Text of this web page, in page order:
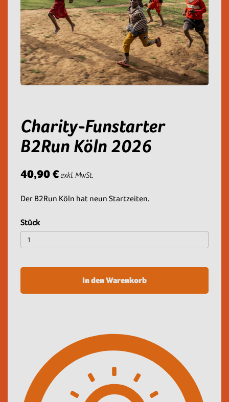
Charity-Funstarter
B2Run Köln 2026
40,90 € exkl. MwSt.
Der B2Run Köln hat neun Startzeiten.
Stück
In den Warenkorb